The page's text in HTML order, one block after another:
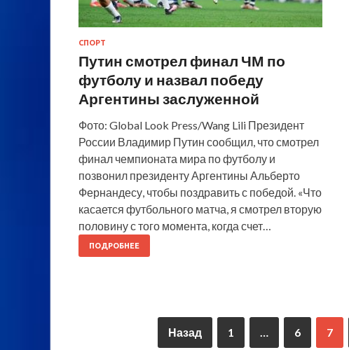
СПОРТ
Путин смотрел финал ЧМ по
футболу и назвал победу
Аргентины заслуженной
Фото: Global Look Press/Wang Lili Президент
России Владимир Путин сообщил, что смотрел
финал чемпионата мира по футболу и
позвонил президенту Аргентины Альберто
Фернандесу, чтобы поздравить с победой. «Что
касается футбольного матча, я смотрел вторую
половину с того момента, когда счет…
ПОДРОБНЕЕ
Назад 1 … 6 7